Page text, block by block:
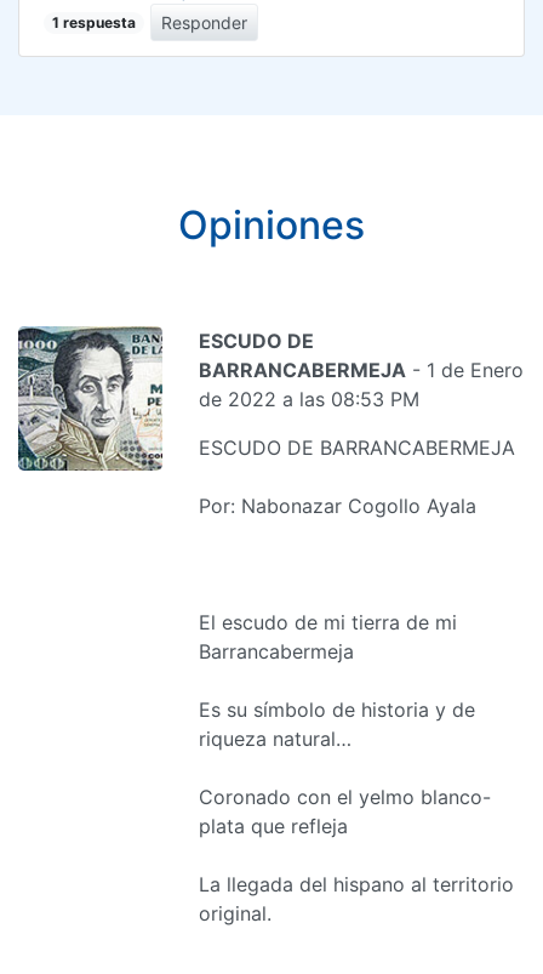
1 respuesta Responder
Opiniones
ESCUDO DE
BARRANCABERMEJA - 1 de Enero
de 2022 a las 08:53 PM
ESCUDO DE BARRANCABERMEJA
Por: Nabonazar Cogollo Ayala
El escudo de mi tierra de mi
Barrancabermeja
Es su símbolo de historia y de
riqueza natural…
Coronado con el yelmo blanco-
plata que refleja
La llegada del hispano al territorio
original.